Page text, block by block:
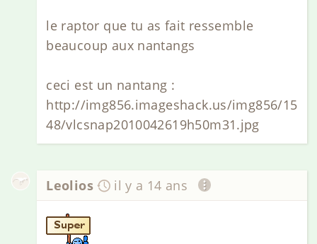
le raptor que tu as fait ressemble
beaucoup aux nantangs
ceci est un nantang :
http://img856.imageshack.us/img856/15
48/vlcsnap2010042619h50m31.jpg
Leolios il y a 14 ans